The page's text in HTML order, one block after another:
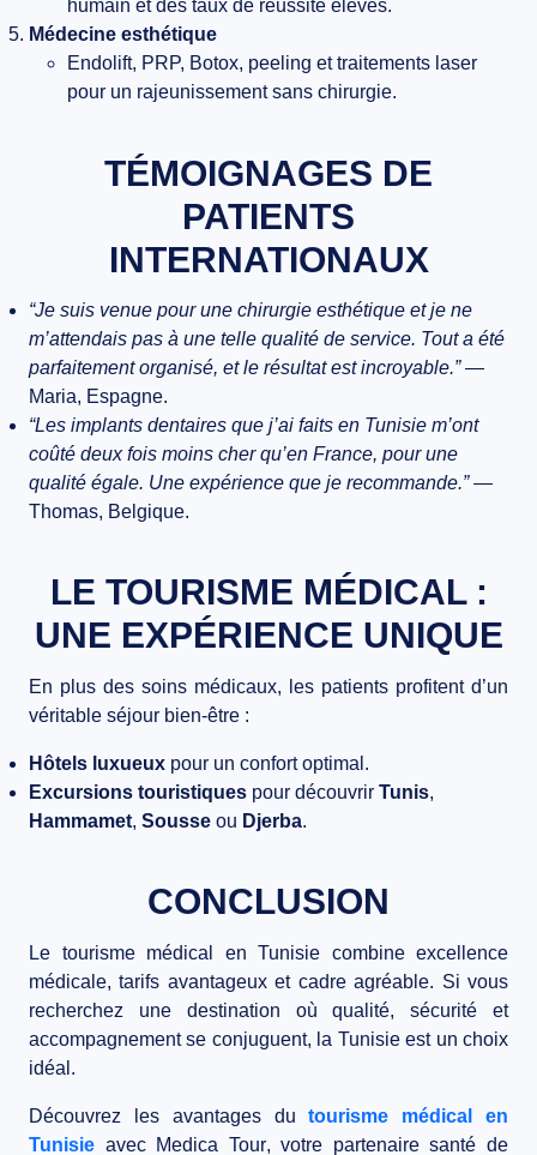
humain et des taux de réussite élevés.
Médecine esthétique
Endolift, PRP, Botox, peeling et traitements laser
pour un rajeunissement sans chirurgie.
TÉMOIGNAGES DE
PATIENTS
INTERNATIONAUX
“Je suis venue pour une chirurgie esthétique et je ne
m’attendais pas à une telle qualité de service. Tout a été
parfaitement organisé, et le résultat est incroyable.”—
Maria, Espagne.
“Les implants dentaires que j’ai faits en Tunisie m’ont
coûté deux fois moins cher qu’en France, pour une
qualité égale. Une expérience que je recommande.”—
Thomas, Belgique.
LE TOURISME MÉDICAL :
UNE EXPÉRIENCE UNIQUE
En plus des soins médicaux, les patients profitent d’un
véritable séjour bien-être :
Hôtels luxueux pour un confort optimal.
Excursions touristiques pour découvrir Tunis,
Hammamet, Sousse ou Djerba.
CONCLUSION
Le tourisme médical en Tunisie combine excellence
médicale, tarifs avantageux et cadre agréable. Si vous
recherchez une destination où qualité, sécurité et
accompagnement se conjuguent, la Tunisie est un choix
idéal.
Découvrez les avantages dutourisme médical en
Tunisie avec Medica Tour, votre partenaire santé de